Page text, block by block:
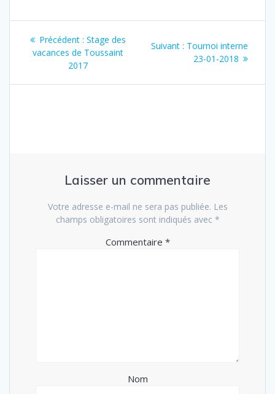
Navigation
de
l’article
Précédent : Article
précédent
:
Stage des
vacances de Toussaint
2017
Suivant : Article
suivant
Tournoi interne
23-01-2018
Laisser un commentaire
Votre adresse e-mail ne sera pas publiée. Les
champs obligatoires sont indiqués avec *
Commentaire *
Nom